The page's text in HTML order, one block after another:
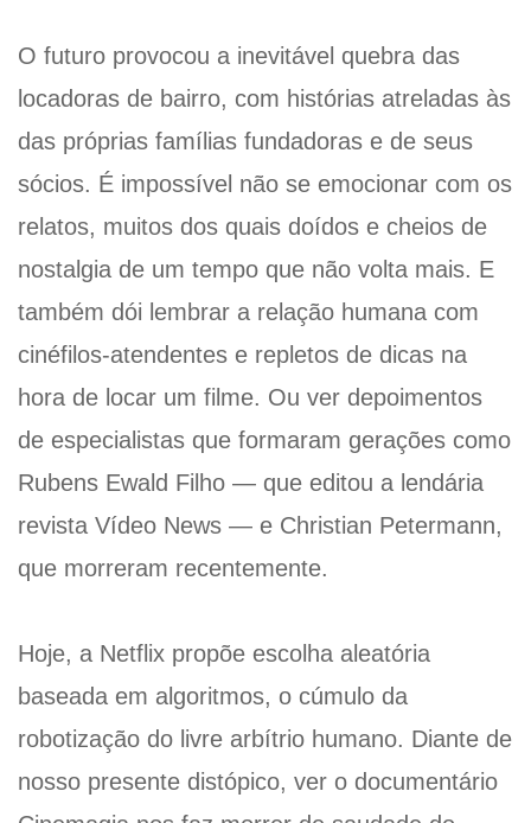
O futuro provocou a inevitável quebra das
locadoras de bairro, com histórias atreladas às
das próprias famílias fundadoras e de seus
sócios. É impossível não se emocionar com os
relatos, muitos dos quais doídos e cheios de
nostalgia de um tempo que não volta mais. E
também dói lembrar a relação humana com
cinéfilos-atendentes e repletos de dicas na
hora de locar um filme. Ou ver depoimentos
de especialistas que formaram gerações como
Rubens Ewald Filho — que editou a lendária
revista Vídeo News — e Christian Petermann,
que morreram recentemente.
Hoje, a Netflix propõe escolha aleatória
baseada em algoritmos, o cúmulo da
robotização do livre arbítrio humano. Diante de
nosso presente distópico, ver o documentário